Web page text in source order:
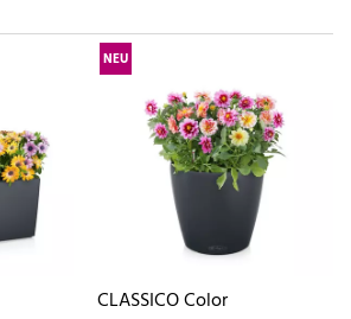
NEU
CLASSICO Color